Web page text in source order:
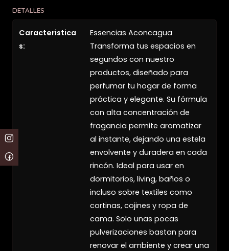
DETALLES
Caracteristica
s:
Essencias Aconcagua
Transforma tus espacios en
segundos con nuestro
productos, diseñado para
perfumar tu hogar de forma
práctica y elegante. Su fórmula
con alta concentración de
fragancia permite aromatizar
al instante, dejando una estela
envolvente y duradera en cada
rincón. Ideal para usar en
dormitorios, living, baños o
incluso sobre textiles como
cortinas, cojines y ropa de
cama. Solo unas pocas
pulverizaciones bastan para
renovar el ambiente y crear una